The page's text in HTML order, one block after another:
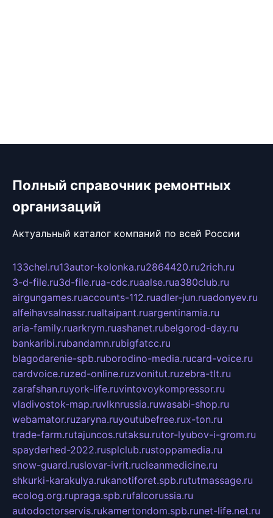
Полный справочник ремонтных
организаций
Актуальный каталог компаний по всей России
133chel.ru13autor-kolonka.ru2864420.ru2rich.ru
3-d-file.ru3d-file.rua-cdc.ruaalse.rua380club.ru
airgungames.ruaccounts-112.ruadler-jun.ruadonyev.ru
alfeihavsalnassr.rualtaipant.ruargentinamia.ru
aria-family.ruarkrym.ruashanet.rubelgorod-day.ru
bankaribi.rubandamn.rubigfatcc.ru
blagodarenie-spb.ruborodino-media.rucard-voice.ru
cardvoice.ruzed-online.ruzvonitut.ruzebra-tlt.ru
zarafshan.ruyork-life.ruvintovoykompressor.ru
vladivostok-map.ruvlknrussia.ruwasabi-shop.ru
webamator.ruzaryna.ruyoutubefree.rux-ton.ru
trade-farm.rutajuncos.rutaksu.rutor-lyubov-i-grom.ru
spayderhed-2022.rusplclub.rustoppamedia.ru
snow-guard.ruslovar-ivrit.rucleanmedicine.ru
shkurki-karakulya.rukanotiforet.spb.rututmassage.ru
ecolog.org.rupraga.spb.rufalcorussia.ru
autodoctorservis.rukamertondom.spb.runet-life.net.ru